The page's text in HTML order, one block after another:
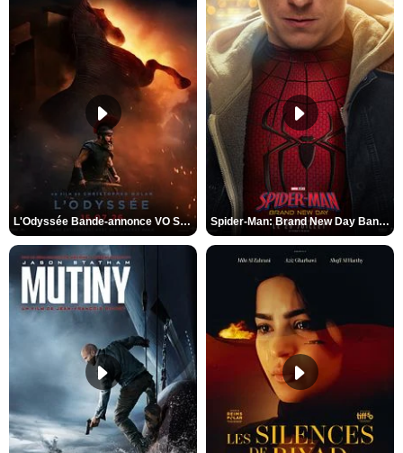
L'Odyssée Bande-annonce VO STFR Spider-Man: Brand New Day Bande-annonce VO STFR